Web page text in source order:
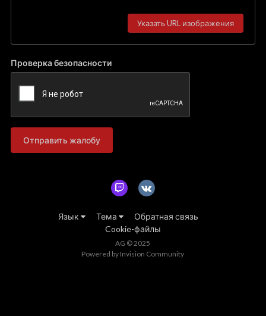
Указать URL изображения
Проверка безопасности
Отправить жалобу
Язык Тема
Обратная связь
Cookie-файлы
AG © 2025
Powered by Invision Community